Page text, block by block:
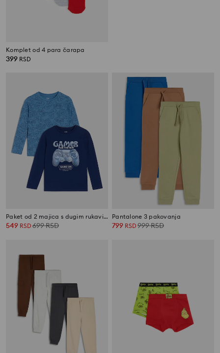
Komplet od 4 para čarapa
399 RSD
Paket od 2 majica s dugim rukavima
549 RSD 699RSD
Pantalone 3 pakovanja
799 RSD 999RSD